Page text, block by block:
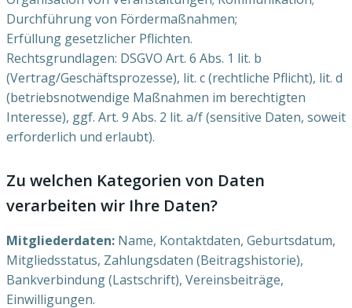
Durchführung von Fördermaßnahmen;
Erfüllung gesetzlicher Pflichten.
Rechtsgrundlagen: DSGVO Art. 6 Abs. 1 lit. b
(Vertrag/Geschäftsprozesse), lit. c (rechtliche Pflicht), lit. d
(betriebsnotwendige Maßnahmen im berechtigten
Interesse), ggf. Art. 9 Abs. 2 lit. a/f (sensitive Daten, soweit
erforderlich und erlaubt).
Zu welchen Kategorien von Daten
verarbeiten wir Ihre Daten?
Mitgliederdaten: Name, Kontaktdaten, Geburtsdatum,
Mitgliedsstatus, Zahlungsdaten (Beitragshistorie),
Bankverbindung (Lastschrift), Vereinsbeiträge,
Einwilligungen.